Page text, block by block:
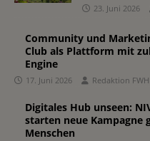
23. Juni 2026
Community und
Club als Plattform mit
Engine
17. Juni 2026 Redaktion
Digitales Hub unseen:
starten neue Kampagne
Menschen